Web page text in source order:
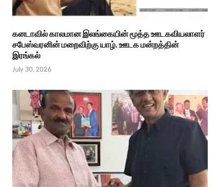
கனடாவில் காலமான இலங்கையின் மூத்த ஊடகவியலாளர்
சபேஸ்வரனின் மறைவிற்கு யாழ். ஊடக மன்றத்தின்
இரங்கல்
July 30, 2026